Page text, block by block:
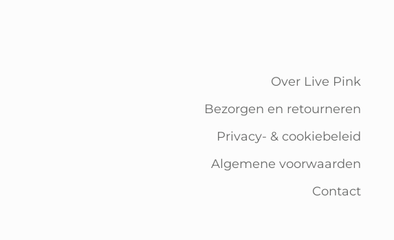
Over Live Pink
Bezorgen en retourneren
Privacy- & cookiebeleid
Algemene voorwaarden
Contact